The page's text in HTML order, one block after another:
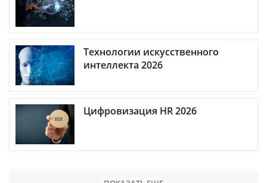
Технологии искусственного
интеллекта 2026
Цифровизация HR 2026